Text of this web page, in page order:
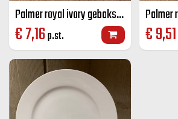
Palmer royal ivory gebaksbord brede rand ivoor 17,5 cm
€7,16p.st. €9,51